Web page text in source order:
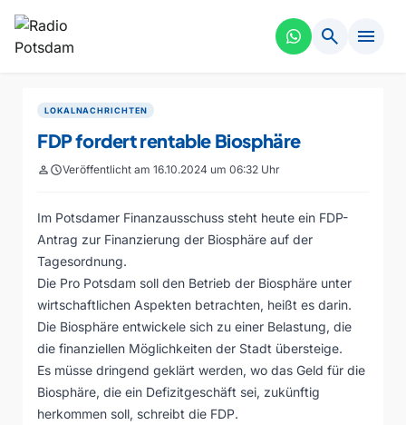
search menu
LOKALNACHRICHTEN
FDP fordert rentable Biosphäre
personscheduleVeröffentlicht am 16.10.2024 um 06:32 Uhr
Im Potsdamer Finanzausschuss steht heute ein FDP-
Antrag zur Finanzierung der Biosphäre auf der
Tagesordnung.
Die Pro Potsdam soll den Betrieb der Biosphäre unter
wirtschaftlichen Aspekten betrachten, heißt es darin.
Die Biosphäre entwickele sich zu einer Belastung, die
die finanziellen Möglichkeiten der Stadt übersteige.
Es müsse dringend geklärt werden, wo das Geld für die
Biosphäre, die ein Defizitgeschäft sei, zukünftig
herkommen soll, schreibt die FDP.